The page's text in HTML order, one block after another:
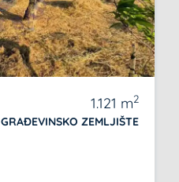
1.121 m2
GRAĐEVINSKO ZEMLJIŠTE